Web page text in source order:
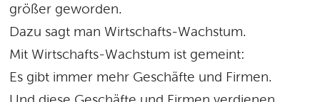
größer geworden.
Dazu sagt man Wirtschafts-Wachstum.
Mit Wirtschafts-Wachstum ist gemeint:
Es gibt immer mehr Geschäfte und Firmen.